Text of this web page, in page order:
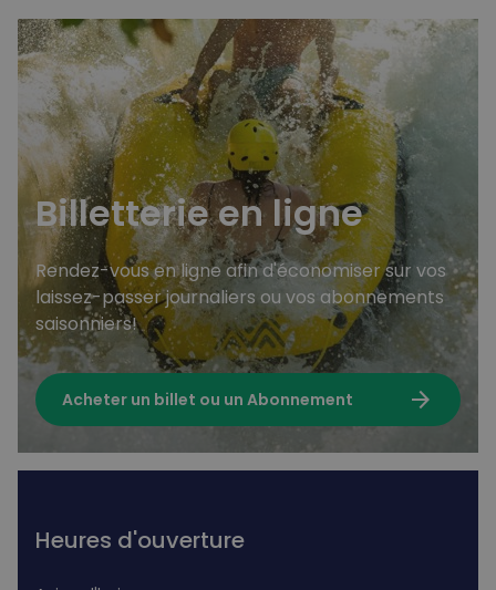
Billetterie en ligne
Rendez-vous en ligne afin d'économiser sur vos
laissez-passer journaliers ou vos abonnements
saisonniers!
Acheter un billet ou un Abonnement arrow_forward
Heures d'ouverture